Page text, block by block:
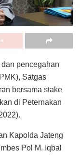
pencegahan
Satgas
bersama stake
di Peternakan
Kapolda Jateng
Pol M. Iqbal